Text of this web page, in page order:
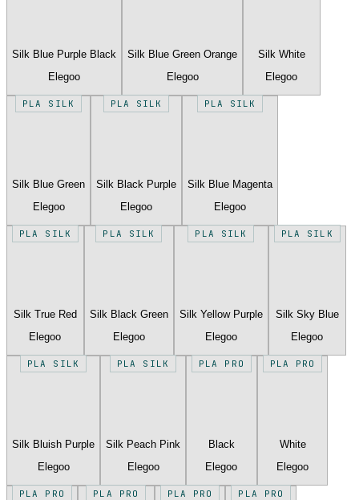
Silk Blue Purple Black
Elegoo
Silk Blue Green Orange
Elegoo
Silk White
Elegoo
PLA SILK
Silk Blue Green
Elegoo
PLA SILK
Silk Black Purple
Elegoo
PLA SILK
Silk Blue Magenta
Elegoo
PLA SILK
Silk True Red
Elegoo
PLA SILK
Silk Black Green
Elegoo
PLA SILK
Silk Yellow Purple
Elegoo
PLA SILK
Silk Sky Blue
Elegoo
PLA SILK
Silk Bluish Purple
Elegoo
PLA SILK
Silk Peach Pink
Elegoo
PLA PRO
Black
Elegoo
PLA PRO
White
Elegoo
PLA PRO PLA PRO PLA PRO PLA PRO